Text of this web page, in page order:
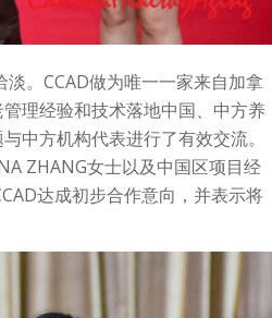
。CCAD做为唯一一家来自加拿
理经验和技术落地中国、中方养
中方机构代表进行了有效交流。
ZHANG女士以及中国区项目经
达成初步合作意向，并表示将